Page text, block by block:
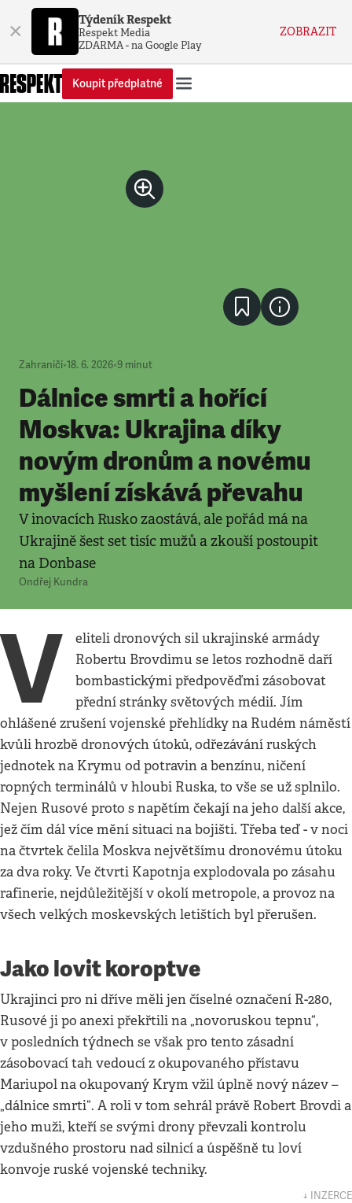
× Týdeník Respekt
Respekt Media
ZDARMA - na Google Play
ZOBRAZIT
Koupit předplatné
Zahraničí•18. 6. 2026•9 minut
Dálnice smrti a hořící
Moskva: Ukrajina díky
novým dronům a novému
myšlení získává převahu
V inovacích Rusko zaostává, ale pořád má na
Ukrajině šest set tisíc mužů a zkouší postoupit
na Donbase
Ondřej Kundra
V
eliteli dronových sil ukrajinské armády
Robertu Brovdimu se letos rozhodně daří
bombastickými předpověďmi zásobovat
přední stránky světových médií. Jím
ohlášené zrušení vojenské přehlídky na Rudém náměstí
kvůli hrozbě dronových útoků, odřezávání ruských
jednotek na Krymu od potravin a benzínu, ničení
ropných terminálů v hloubi Ruska, to vše se už splnilo.
Nejen Rusové proto s napětím čekají na jeho další akce,
jež čím dál více mění situaci na bojišti. Třeba teď - v noci
na čtvrtek čelila Moskva největšímu dronovému útoku
za dva roky. Ve čtvrti Kapotnja explodovala po zásahu
rafinerie, nejdůležitější v okolí metropole, a provoz na
všech velkých moskevských letištích byl přerušen.
Jako lovit koroptve
Ukrajinci pro ni dříve měli jen číselné označení R-280,
Rusové ji poanexi překřtili na „novoruskou tepnu“,
v posledních týdnech se však pro tento zásadní
zásobovací tah vedoucí z okupovaného přístavu
Mariupol na okupovaný Krym vžil úplně nový název –
„dálnice smrti“. A roli v tom sehrál právě Robert Brovdi a
jeho muži, kteří se svými drony převzali kontrolu
vzdušného prostoru nad silnicí a úspěšně tu loví
konvoje ruské vojenské techniky.
↓ INZERCE